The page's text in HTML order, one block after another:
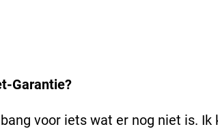
Garantie?
voor iets wat er nog niet is. Ik